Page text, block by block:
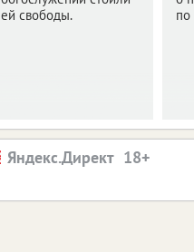
ей свободы.
по
Яндекс.Директ